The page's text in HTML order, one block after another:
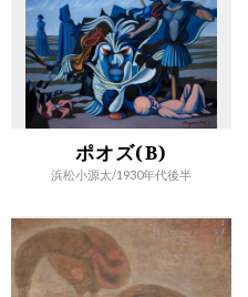
ポオズ(B)
浜松小源太/1930年代後半